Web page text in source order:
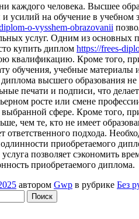
каждого человека. Высшее
и усилий на обучение в
o-vysshem-obrazovanii
услуг. Одним из основных
купить диплом https://frees-
квалификацию. Кроме того,
обучения, учебные
высшего образования
печати и подписи, что
росте или смене
сфере. Кроме того,
чем те, кто не имеет
ответственного подхода.
приобретаемого
позволяет сэкономить
приобретаемого диплома.
автором Gwp в рубрике Без